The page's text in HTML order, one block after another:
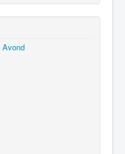
Avond